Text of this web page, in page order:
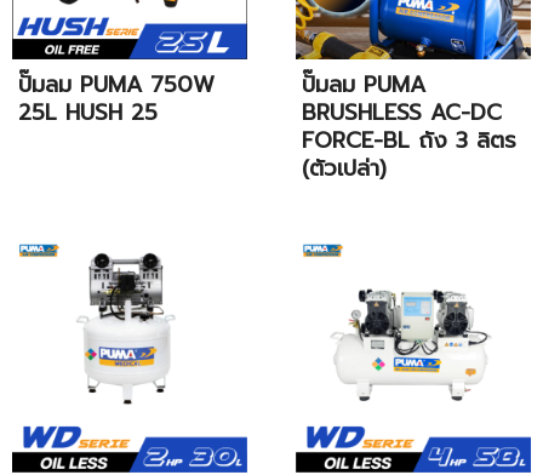
ปั๊มลม PUMA 750W
25L HUSH 25
ปั๊มลม PUMA
BRUSHLESS AC-DC
FORCE-BL ถัง 3 ลิตร
(ตัวเปล่า)